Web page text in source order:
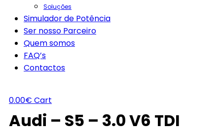
Soluções
Simulador de Potência
Ser nosso Parceiro
Quem somos
FAQ’s
Contactos
0.00€ Cart
Audi – S5 – 3.0 V6 TDI